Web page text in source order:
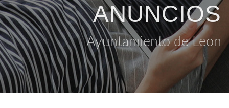
ANUNCIOS
Ayuntamiento de Leon